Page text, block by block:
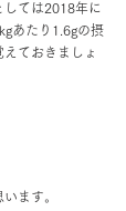
しては2018年に
あたり1.6gの摂
ておきましょ
ます。